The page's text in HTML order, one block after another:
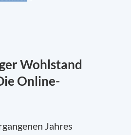
Wohlstand
Online-
Jahres